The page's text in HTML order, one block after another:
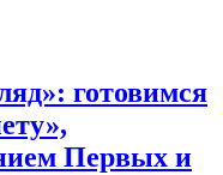
готовимся
Первых и